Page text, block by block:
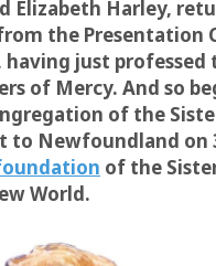
Elizabeth Harley,
the Presentation
having just professed
of Mercy. And so
of the
to Newfoundland on
of the
World.